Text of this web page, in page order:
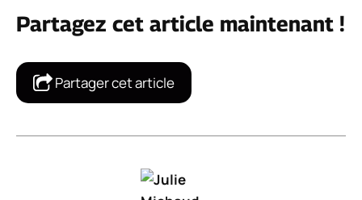
Partagez cet article maintenant !
Partager cet article